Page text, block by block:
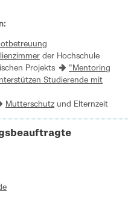
der Hochschule
Projekts
"Mentoring
Studierende mit
Mutterschutz und Elternzeit